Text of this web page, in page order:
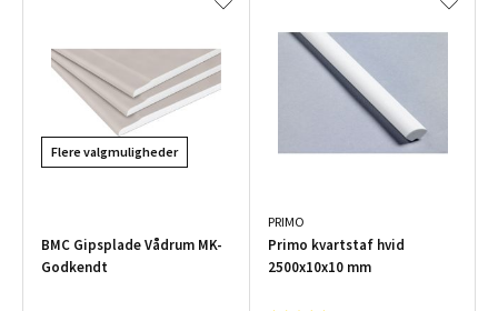
Flere valgmuligheder
BMC Gipsplade Vådrum MK-
Godkendt
PRIMO
Primo kvartstaf hvid
2500x10x10 mm